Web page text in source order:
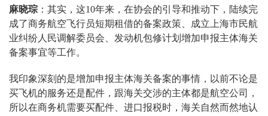
麻晓琮 ：其实，这10年来，在协会的引导和推动下，陆续完
成了商务航空飞行员短期租借的备案政策、成立上海市民航
业纠纷人民调解委员会、发动机包修计划增加申报主体海关
备案事宜等工作。
我印象深刻的是增加申报主体海关备案的事情，以前不论是
买飞机的服务还是配件，跟海关交涉的主体都是航空公司，
所以在商务机需要买配件、进口报税时，海关自然而然地认